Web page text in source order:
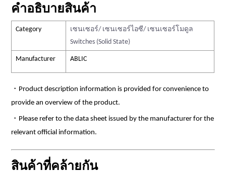
คำอธิบายสินค้า
Category
เซนเซอร์/ เซนเซอร์ไอซี/ เซนเซอร์โมดูล
Switches (Solid State)
Manufacturer ABLIC
・Product description information is provided for convenience to
provide an overview of the product.
・Please refer to the data sheet issued by the manufacturer for the
relevant official information.
สินค้าที่คล้ายกัน